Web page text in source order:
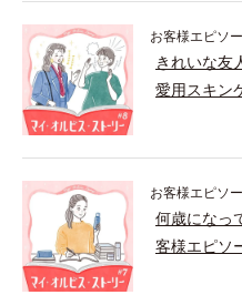
お客様エピソ
きれいな友
愛用スキン
お客様エピソ
何歳になっ
客様エピソ